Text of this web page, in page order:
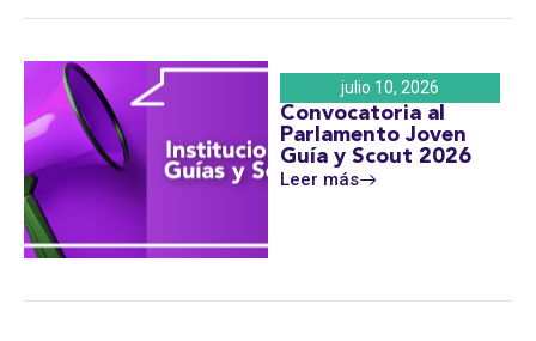
julio 10, 2026
Convocatoria al
Parlamento Joven
Guía y Scout 2026
Leer más